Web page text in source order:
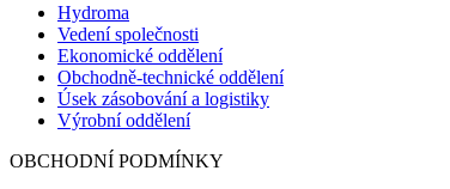
Hydroma
Vedení společnosti
Ekonomické oddělení
Obchodně-technické oddělení
Úsek zásobování a logistiky
Výrobní oddělení
OBCHODNÍ PODMÍNKY